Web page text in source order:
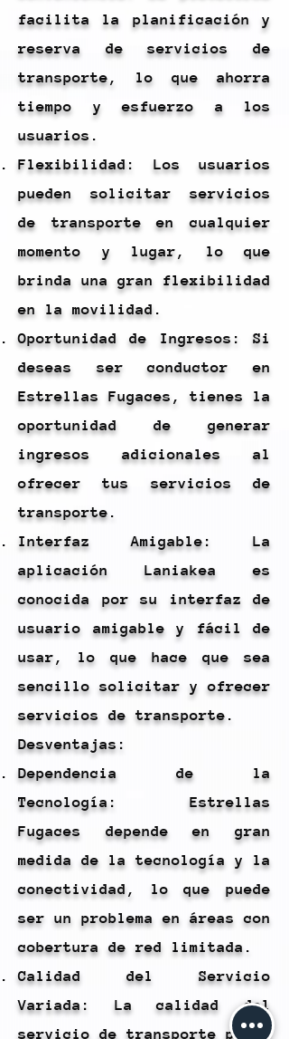
facilita la planificación y
reserva de servicios de
transporte, lo que ahorra
tiempo y esfuerzo a los
usuarios.
Flexibilidad: Los usuarios
pueden solicitar servicios
de transporte en cualquier
momento y lugar, lo que
brinda una gran flexibilidad
en la movilidad.
Oportunidad de Ingresos: Si
deseas ser conductor en
Estrellas Fugaces, tienes la
oportunidad de generar
ingresos adicionales al
ofrecer tus servicios de
transporte.
Interfaz Amigable: La
aplicación Laniakea es
conocida por su interfaz de
usuario amigable y fácil de
usar, lo que hace que sea
sencillo solicitar y ofrecer
servicios de transporte.
Desventajas:
Dependencia de la
Tecnología: Estrellas
Fugaces depende en gran
medida de la tecnología y la
conectividad, lo que puede
ser un problema en áreas con
cobertura de red limitada.
Calidad del Servicio
Variada: La calidad del
servicio de transporte puede